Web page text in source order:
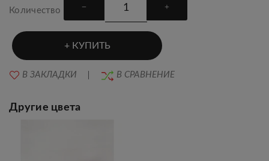
Количество
КУПИТЬ
В ЗАКЛАДКИ В СРАВНЕНИЕ
Другие цвета